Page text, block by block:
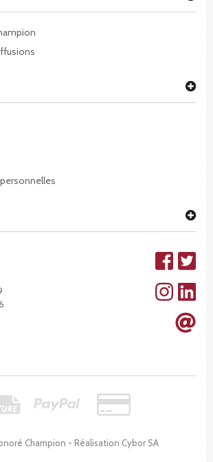
Champion - Réalisation Cybor SA